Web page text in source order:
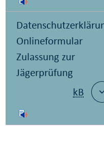
Onlineformular
Zulassung zur
Jägerprüfung
kB